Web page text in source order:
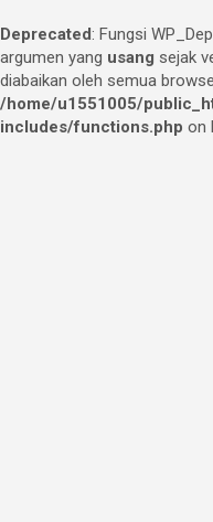
Deprecated: Fungsi
argumen yang usang sejak
diabaikan oleh semua
/home/u1551005/
includes/functions.php on